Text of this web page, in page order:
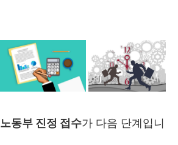
노동부 진정 접수가 다음 단계입니